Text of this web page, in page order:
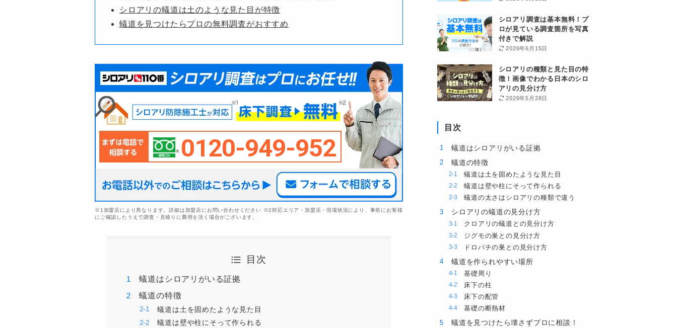
シロアリの蟻道は土のような見た目が特徴
蟻道を見つけたらプロの無料調査がおすすめ
0120-949-952
※1加盟店により異なります。詳細は加盟店にお問い合わせください ※2対応エリア・加盟店・現場状況により、事前にお客様
にご確認したうえで調査・見積りに費用を頂く場合がございます。
目次
蟻道はシロアリがいる証拠
蟻道の特徴
蟻道は土を固めたような見た目
蟻道は壁や柱にそって作られる
シロアリ調査は基本無料！プ
ロが見ている調査箇所を写真
付きで解説
2026年6月15日
シロアリの種類と見た目の特
徴！画像でわかる日本のシロ
アリの見分け方
2026年5月28日
目次
蟻道はシロアリがいる証拠
蟻道の特徴
蟻道は土を固めたような見た目
蟻道は壁や柱にそって作られる
蟻道の太さはシロアリの種類で違う
シロアリの蟻道の見分け方
クロアリの蟻道との見分け方
ジグモの巣との見分け方
ドロバチの巣との見分け方
蟻道を作られやすい場所
基礎周り
床下の柱
床下の配管
基礎の断熱材
蟻道を見つけたら壊さずプロに相談！